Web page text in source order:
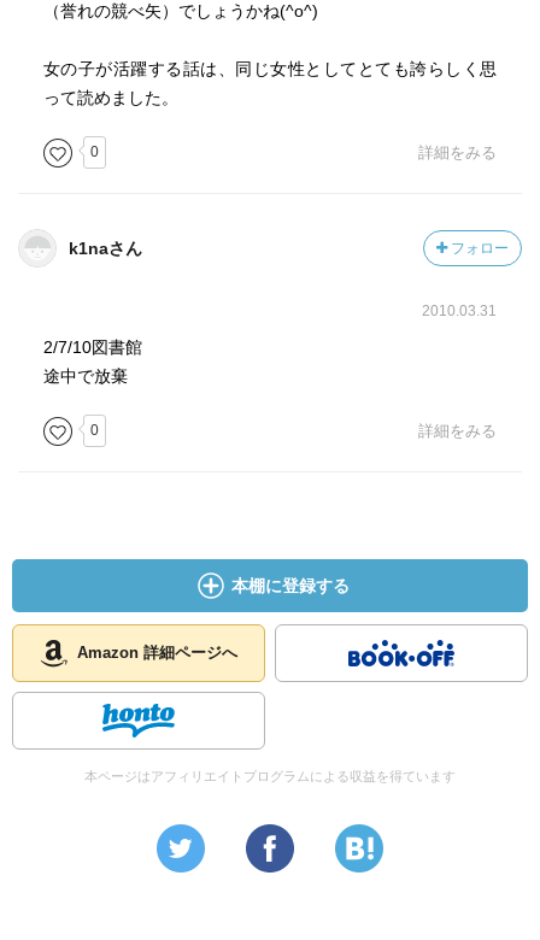
（誉れの競べ矢）でしょうかね(^o^)
女の子が活躍する話は、同じ女性としてとても誇らしく思
って読めました。
0 詳細をみる
k1naさん フォロー
2010.03.31
2/7/10図書館
途中で放棄
0 詳細をみる
本棚に登録する
Amazon 詳細ページへ
本ページはアフィリエイトプログラムによる収益を得ています